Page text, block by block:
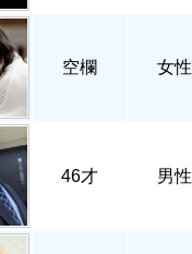
空欄 女性
46才 男性